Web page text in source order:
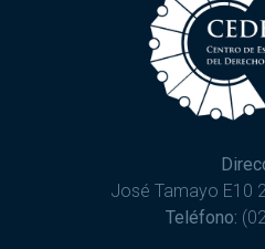
José Tamayo E10
Teléfono: